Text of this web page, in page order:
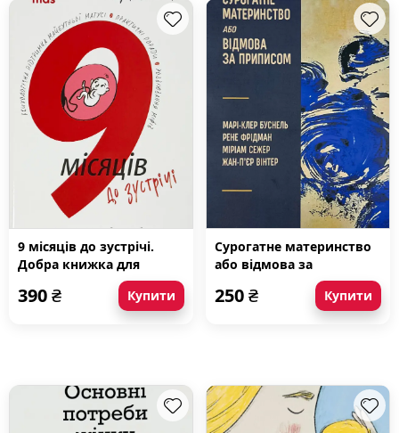
9 місяців до зустрічі.
Добра книжка для
майбутньої матусі
390₴ Купити
Сурогатне материнство
або відмова за
250₴ Купити